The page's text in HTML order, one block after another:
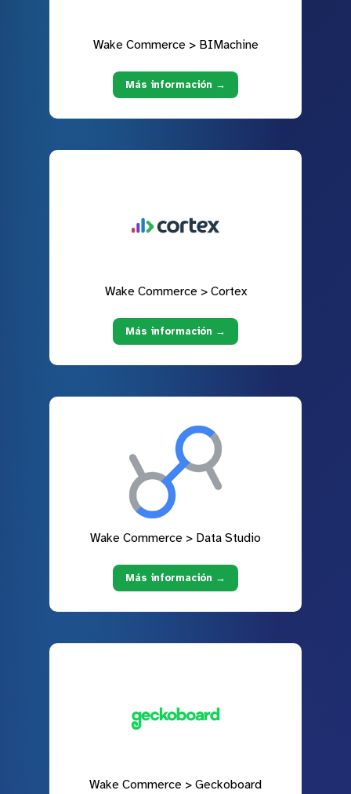
Wake Commerce > BIMachine
Más información →
Wake Commerce > Cortex
Más información →
Wake Commerce > Data Studio
Más información →
Wake Commerce > Geckoboard